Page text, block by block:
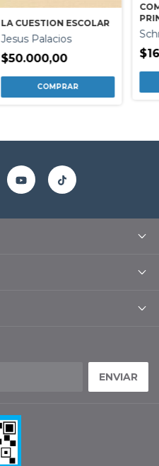
LA CUESTION ESCOLAR
Jesus Palacios
$50.000,00